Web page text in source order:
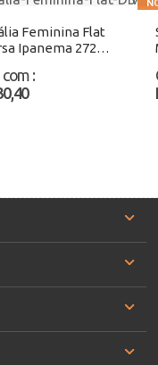
Feminina Flat
Ipanema 27234
com: